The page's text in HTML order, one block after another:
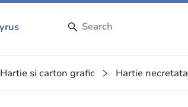
Hartie si carton grafic Hartie necretata